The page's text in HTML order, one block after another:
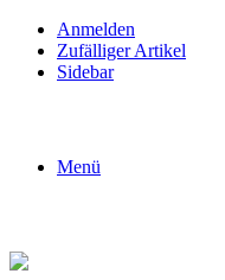
Anmelden
Zufälliger Artikel
Sidebar
Menü